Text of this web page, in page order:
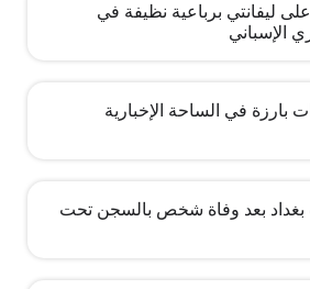
ليفانتي برباعية نظيفة في
الإسباني
بارزة في الساحة الإخبارية
بغداد بعد وفاة شخص بالسجن تحت